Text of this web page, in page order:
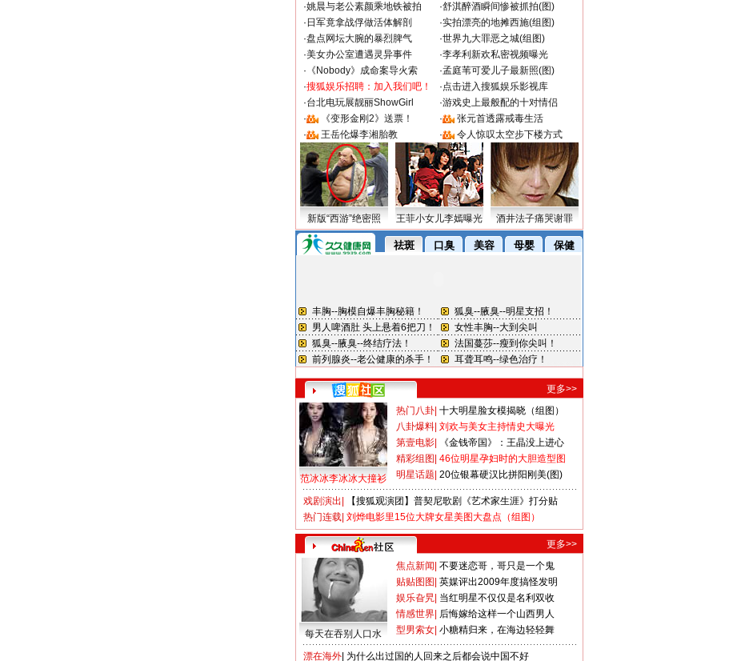
·姚晨与老公素颜乘地铁被拍 ·舒淇醉酒瞬间惨被抓拍(图)
· 日军竟拿战俘做活体解剖 ·实拍漂亮的地摊西施(组图)
·盘点网坛大腕的暴烈脾气 ·世界九大罪恶之城(组图)
·美女办公室遭遇灵异事件 ·李孝利新欢私密视频曝光
· 《Nobody》成命案导火索 ·孟庭苇可爱儿子最新照(图)
·搜狐娱乐招聘：加入我们吧！ ·点击进入搜狐娱乐影视库
·台北电玩展靓丽ShowGirl ·游戏史上最般配的十对情侣
·
《变形金刚2》送票！ ·
张元首透露戒毒生活
·
王岳伦爆李湘胎教 · 令人惊叹太空步下楼方式
新版“西游”绝密照 王菲小女儿李嫣曝光 酒井法子痛哭谢罪
更多>>
范冰冰李冰冰大撞衫
热门八卦 十大明星脸女模揭晓（组图）
八卦爆料 刘欢与美女主持情史大曝光
第壹电影
《金钱帝国》：王晶没上进心
精彩组图 46位明星孕妇时的大胆造型图
明星话题 20位银幕硬汉比拼阳刚美(图)
戏剧演出
【搜狐观演团】普契尼歌剧《艺术家生涯》打分贴
热门连载 刘烨电影里15位大牌女星美图大盘点（组图）
更多>>
每天在吞别人口水
焦点新闻 不要迷恋哥，哥只是一个鬼
贴贴图图 英媒评出2009年度搞怪发明
娱乐旮旯 当红明星不仅仅是名利双收
情感世界 后悔嫁给这样一个山西男人
型男索女 小糖精归来，在海边轻轻舞
漂在海外 为什么出过国的人回来之后都会说中国不好